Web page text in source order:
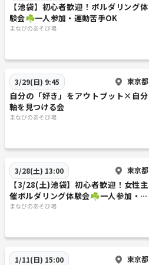
【池袋】初心者歓迎！ボルダリング体
験会☘️一人参加・運動苦手OK
まなびのあそび場
3/29(日) 9:45 東京都
自分の「好き」をアウトプット×自分
軸を見つける会
まなびのあそび場
3/28(土) 13:00 東京都
【3/28(土)池袋】初心者歓迎！女性主
催ボルダリング体験会☘️一人参加・運
動苦手OK
まなびのあそび場
1/11(日) 15:00 東京都